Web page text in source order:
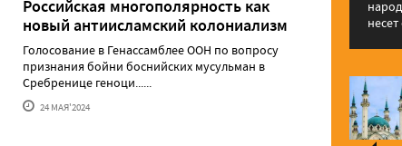
Российская многополярность как
новый антиисламский колониализм
Голосование в Генассамблее ООН по вопросу
признания бойни боснийских мусульман в
Сребренице геноци......
24 МАЯ'2024